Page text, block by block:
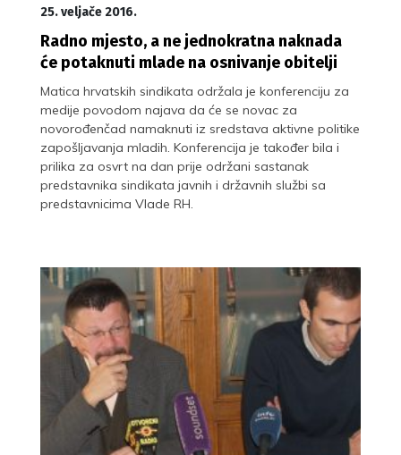
25. veljače 2016.
Radno mjesto, a ne jednokratna naknada
će potaknuti mlade na osnivanje obitelji
Matica hrvatskih sindikata održala je konferenciju za
medije povodom najava da će se novac za
novorođenčad namaknuti iz sredstava aktivne politike
zapošljavanja mladih. Konferencija je također bila i
prilika za osvrt na dan prije održani sastanak
predstavnika sindikata javnih i državnih službi sa
predstavnicima Vlade RH.